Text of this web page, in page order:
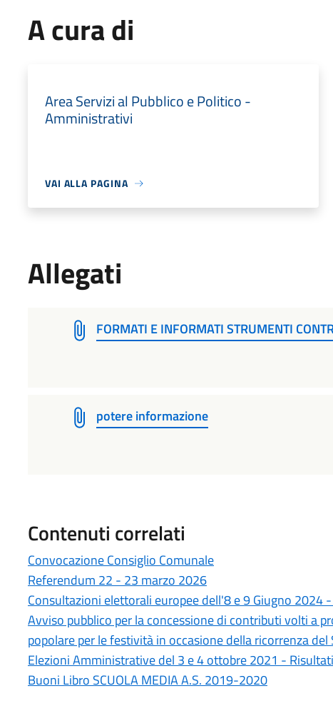
A cura di
Area Servizi al Pubblico e Politico -
Amministrativi
VAI ALLA PAGINA
Allegati
FORMATI E INFORMATI STRUMENTI
potere informazione
Contenuti correlati
Convocazione Consiglio Comunale
Referendum 22 - 23 marzo 2026
Consultazioni elettorali europee dell'8 e 9 Giugno 2024
Avviso pubblico per la concessione di contributi volti a
popolare per le festività in occasione della ricorrenza
Elezioni Amministrative del 3 e 4 ottobre 2021 -
Buoni Libro SCUOLA MEDIA A.S. 2019-2020